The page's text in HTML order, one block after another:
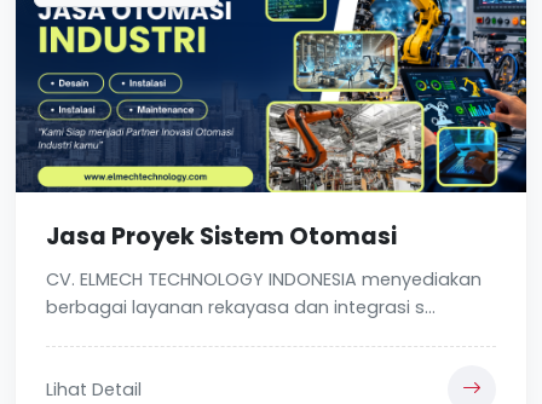
Jasa Proyek Sistem Otomasi
CV. ELMECH TECHNOLOGY INDONESIA menyediakan
berbagai layanan rekayasa dan integrasi s...
Lihat Detail